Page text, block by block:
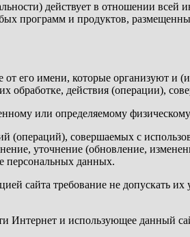
действует в отношении всей
программ и продуктов,
его имени, которые организуют и
обработке, действия (операции),
или определяемому
совершаемых с
уточнение (обновление,
персональных данных.
сайта требование не допускать их
Интернет и использующее данный